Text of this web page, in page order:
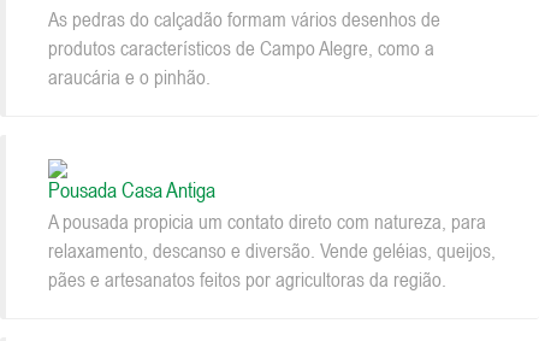
As pedras do calçadão formam vários desenhos de
produtos característicos de Campo Alegre, como a
araucária e o pinhão.
Pousada Casa Antiga
A pousada propicia um contato direto com natureza, para
relaxamento, descanso e diversão. Vende geléias, queijos,
pães e artesanatos feitos por agricultoras da região.